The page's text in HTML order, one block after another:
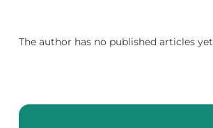
The author has no published articles yet